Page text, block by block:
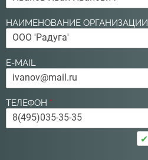
НАИМЕНОВАНИЕ ОРГАНИЗАЦИИ
E-MAIL
ТЕЛЕФОН *
✔